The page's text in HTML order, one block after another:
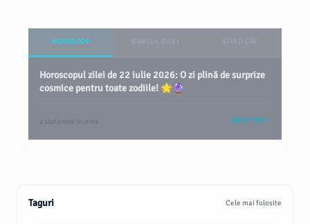
HOROSCOP
Horoscopul zilei de 22 iulie 2026: O zi plină de surprize
cosmice pentru toate zodiile! 🌟🔮
2 săptămâni în urmă VEZI TOT
Taguri Cele mai folosite